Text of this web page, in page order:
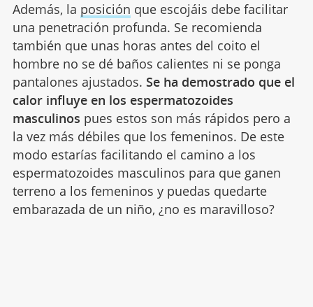
Además, la posición que escojáis debe facilitar
una penetración profunda. Se recomienda
también que unas horas antes del coito el
hombre no se dé baños calientes ni se ponga
pantalones ajustados. Se ha demostrado que el
calor influye en los espermatozoides
masculinos pues estos son más rápidos pero a
la vez más débiles que los femeninos. De este
modo estarías facilitando el camino a los
espermatozoides masculinos para que ganen
terreno a los femeninos y puedas quedarte
embarazada de un niño, ¿no es maravilloso?